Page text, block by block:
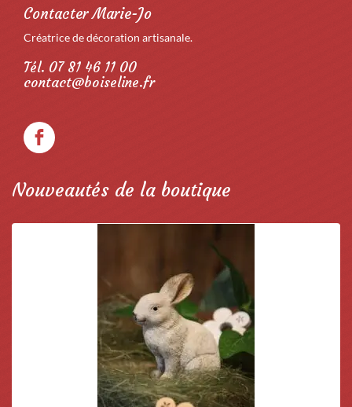
Contacter Marie-Jo
Créatrice de décoration artisanale.
Tél. 07 81 46 11 00
contact@boiseline.fr
Nouveautés de la boutique